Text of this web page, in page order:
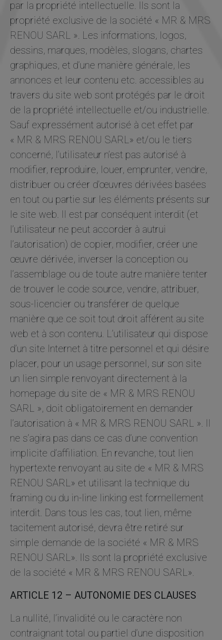
par la propriété intellectuelle. Ils sont la
propriété exclusive de la société « MR & MRS
RENOU SARL ». Les informations, logos,
dessins, marques, modèles, slogans, chartes
graphiques, et d’une manière générale, les
annonces et leur contenu etc. accessibles au
travers du site web sont protégés par le droit
de la propriété intellectuelle et/ou industrielle.
Sauf expressément autorisé à cet effet par
« MR & MRS RENOU SARL» et/ou le tiers
concerné, l’utilisateur n’est pas autorisé à
modifier, reproduire, louer, emprunter, vendre,
distribuer ou créer d’œuvres dérivées basées
en tout ou partie sur les éléments présents sur
le site web. Il est par conséquent interdit (et
l’utilisateur ne peut accorder à autrui
l’autorisation) de copier, modifier, créer une
œuvre dérivée, inverser la conception ou
l’assemblage ou de toute autre manière tenter
de trouver le code source, vendre, attribuer,
sous-licencier ou transférer de quelque
manière que ce soit tout droit afférent au site
web et à son contenu. L’utilisateur qui dispose
d’un site Internet à titre personnel et qui désire
placer, pour un usage personnel, sur son site
un lien simple renvoyant directement à la
homepage du site de « MR & MRS RENOU
SARL », doit obligatoirement en demander
l’autorisation à « MR & MRS RENOU SARL ». Il
ne s’agira pas dans ce cas d’une convention
implicite d’affiliation. En revanche, tout lien
hypertexte renvoyant au site de « MR & MRS
RENOU SARL» et utilisant la technique du
framing ou du in-line linking est formellement
interdit. Dans tous les cas, tout lien, même
tacitement autorisé, devra être retiré sur
simple demande de la société « MR & MRS
RENOU SARL». Ils sont la propriété exclusive
de la société « MR & MRS RENOU SARL».
ARTICLE 12 – AUTONOMIE DES CLAUSES
La nullité, l’invalidité ou le caractère non
contraignant total ou partiel d’une disposition